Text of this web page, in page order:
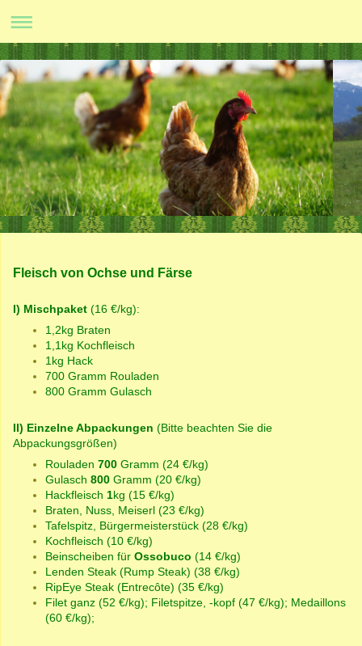
Fleisch von Ochse und Färse
I) Mischpaket (16 €/kg):
1,2kg Braten
1,1kg Kochfleisch
1kg Hack
700 Gramm Rouladen
800 Gramm Gulasch
II) Einzelne Abpackungen (Bitte beachten Sie die
Abpackungsgrößen)
Rouladen 700 Gramm (24 €/kg)
Gulasch 800 Gramm (20 €/kg)
Hackfleisch 1kg (15 €/kg)
Braten, Nuss, Meiserl (23 €/kg)
Tafelspitz, Bürgermeisterstück (28 €/kg)
Kochfleisch (10 €/kg)
Beinscheiben für Ossobuco (14 €/kg)
Lenden Steak (Rump Steak) (38 €/kg)
RipEye Steak (Entrecôte) (35 €/kg)
Filet ganz (52 €/kg); Filetspitze, -kopf (47 €/kg); Medaillons
(60 €/kg);